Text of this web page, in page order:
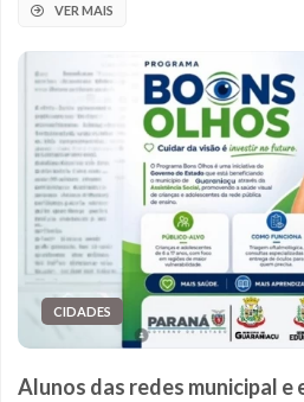
VER MAIS
CIDADES
Alunos das redes municipal e